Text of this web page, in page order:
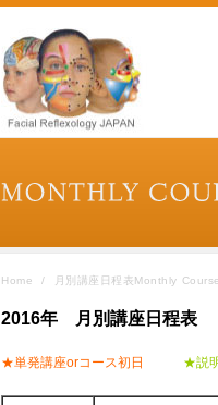
Home / 月別講座日程表Monthly
2016年 月別講座日程表
★単発講座orコース初日 ★説